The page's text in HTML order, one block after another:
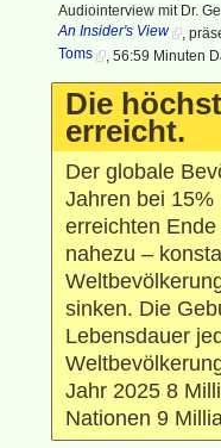
Audiointerview mit Dr.
An Insider's View ,
Toms , 56:59 Minuten
Die
erreicht.
Der globale
Jahren bei
erreichten
nahezu –
sinken. Die
Lebensdauer
Jahr 2025 8
Nationen 9